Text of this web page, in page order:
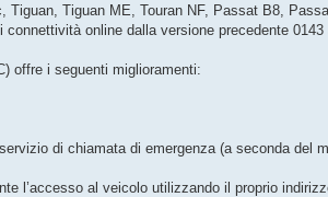
Tiguan, Tiguan ME, Touran NF, Passat B8,
online dalla versione precedente 0143
offre i seguenti miglioramenti:
di chiamata di emergenza (a seconda del
l’accesso al veicolo utilizzando il proprio